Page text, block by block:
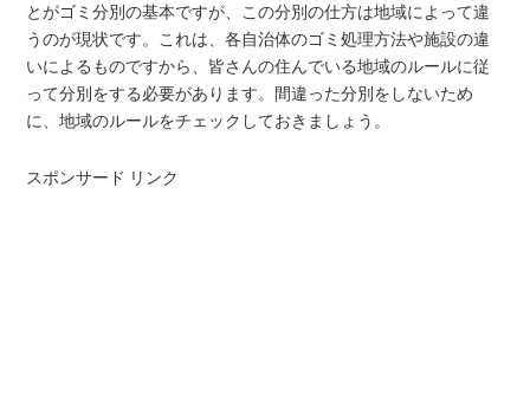
とがゴミ分別の基本ですが、この分別の仕方は地域によって違
うのが現状です。これは、各自治体のゴミ処理方法や施設の違
いによるものですから、皆さんの住んでいる地域のルールに従
って分別をする必要があります。間違った分別をしないため
に、地域のルールをチェックしておきましょう。
スポンサード リンク